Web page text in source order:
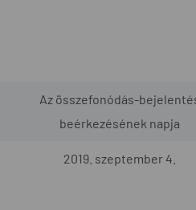
Az összefonódás-
beérkezésének napja
2019. szeptember 4.